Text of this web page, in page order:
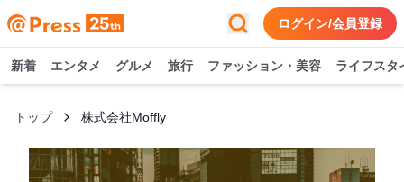
ログイン/会員登録
新着 エンタメ グルメ 旅行 ファッション・美容 ライフスタ
トップ 株式会社Moffly